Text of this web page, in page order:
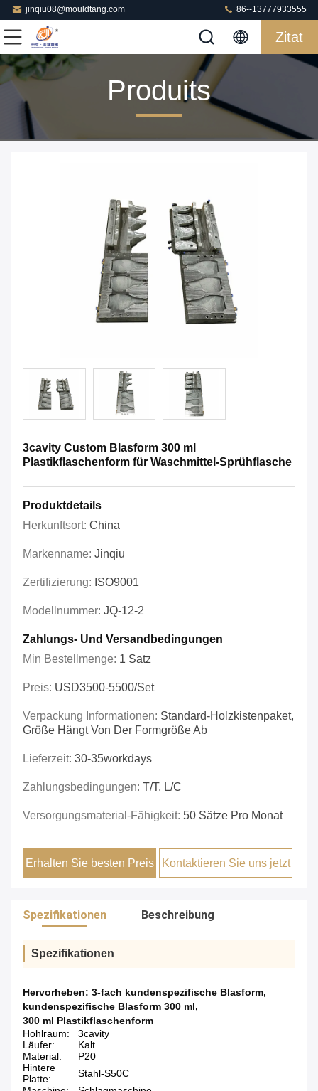
jinqiu08@mouldtang.com 86--13777933555
Zitat
Produits
3cavity Custom Blasform 300 ml
Plastikflaschenform für Waschmittel-Sprühflasche
Produktdetails
Herkunftsort: China
Markenname: Jinqiu
Zertifizierung: ISO9001
Modellnummer: JQ-12-2
Zahlungs- Und Versandbedingungen
Min Bestellmenge: 1 Satz
Preis: USD3500-5500/set
Verpackung Informationen: Standard-Holzkistenpaket,
Größe Hängt Von Der Formgröße Ab
Lieferzeit: 30-35workdays
Zahlungsbedingungen: T/T, L/C
Versorgungsmaterial-Fähigkeit: 50 Sätze Pro Monat
Erhalten Sie besten Preis Kontaktieren Sie uns jetzt
Spezifikationen Beschreibung
Spezifikationen
Hervorheben: 3-fach kundenspezifische Blasform,
kundenspezifische Blasform 300 ml,
300 ml Plastikflaschenform
Hohlraum:
3cavity
Läufer:
Kalt
Material:
P20
Hintere
Platte:
Stahl-S50C